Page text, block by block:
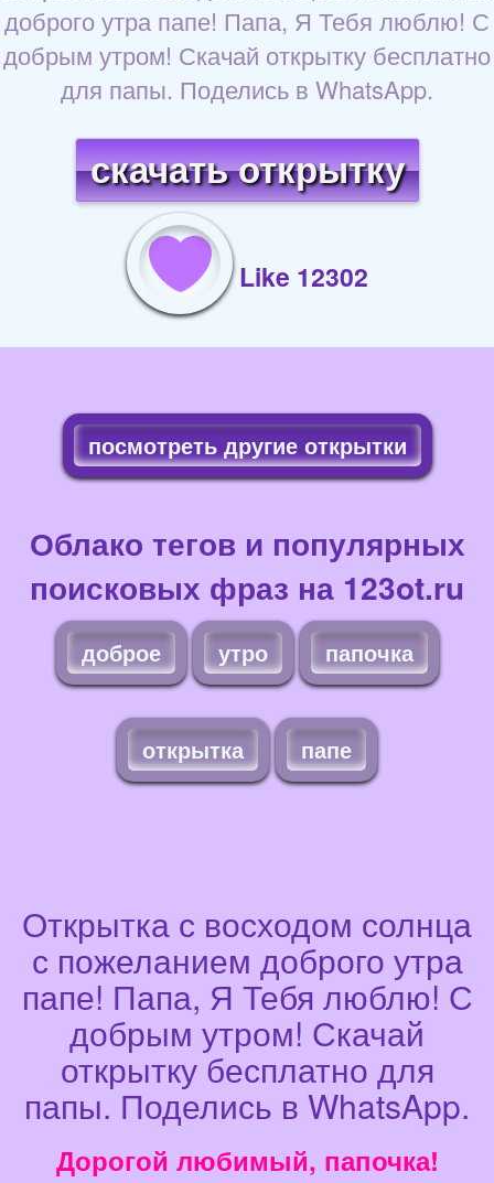
доброго утра папе! Папа, Я Тебя люблю! С
добрым утром! Скачай открытку бесплатно
для папы. Поделись в WhatsApp.
скачать открытку
Like 12302
посмотреть другие открытки
Облако тегов и популярных
поисковых фраз на 123ot.ru
доброе утро папочка
открытка папе
Открытка с восходом солнца
с пожеланием доброго утра
папе! Папа, Я Тебя люблю! С
добрым утром! Скачай
открытку бесплатно для
папы. Поделись в WhatsApp.
Дорогой любимый, папочка!